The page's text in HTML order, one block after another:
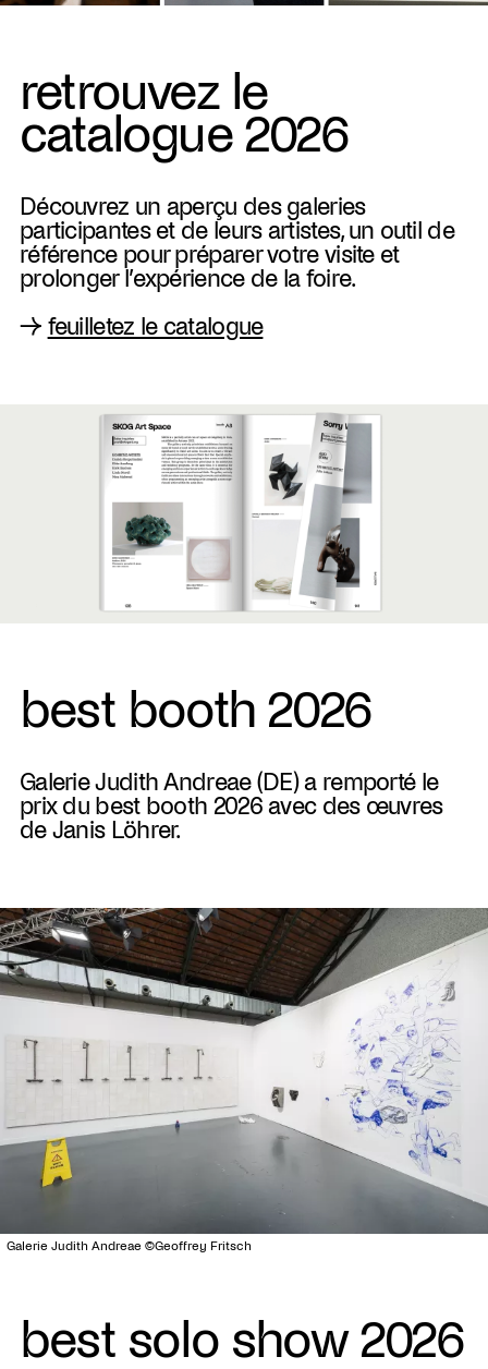
retrouvez le
catalogue 2026
Découvrez un aperçu des galeries
participantes et de leurs artistes, un outil de
référence pour préparer votre visite et
prolonger l’expérience de la foire.
→ feuilletez le catalogue
best booth 2026
Galerie Judith Andreae (DE) a remporté le
prix du best booth 2026 avec des œuvres
de Janis Löhrer.
Galerie Judith Andreae ©Geoffrey Fritsch
best solo show 2026